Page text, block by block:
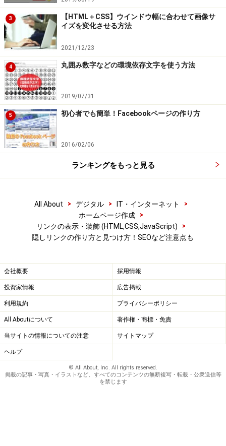
3
【HTML＋CSS】ウインドウ幅に合わせて画像サ
イズを変化させる方法
2021/12/23
4 丸囲み数字などの環境依存文字を使う方法
2019/07/31
5 初心者でも簡単！Facebookページの作り方
2016/02/06
ランキングをもっと見る
All About > デジタル > IT・インターネット
>
ホームページ作成
>
リンクの表示・装飾 (HTML,CSS,JavaScript)
>
隠しリンクの作り方と見つけ方！SEOなど注意点も
会社概要 採用情報
投資家情報 広告掲載
利用規約 プライバシーポリシー
All Aboutについて 著作権・商標・免責
当サイトの情報についての注意 サイトマップ
ヘルプ
© All About, Inc. All rights reserved.
掲載の記事・写真・イラストなど、すべてのコンテンツの無断複写・転載・公衆送信等
を禁じます